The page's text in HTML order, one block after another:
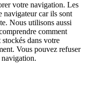
votre navigation. Les
navigateur car ils sont
Nous utilisons aussi
comment
dans votre
Vous pouvez refuser